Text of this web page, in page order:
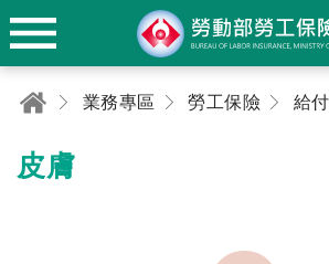
業務專區 勞工保險 給
皮膚